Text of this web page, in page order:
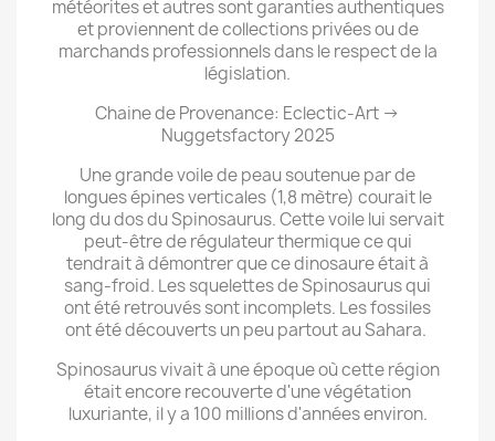
météorites et autres sont garanties authentiques
et proviennent de collections privées ou de
marchands professionnels dans le respect de la
législation.
Chaine de Provenance: Eclectic-Art →
Nuggetsfactory 2025
Une grande voile de peau soutenue par de
longues épines verticales (1,8 mètre) courait le
long du dos du Spinosaurus. Cette voile lui servait
peut-être de régulateur thermique ce qui
tendrait à démontrer que ce dinosaure était à
sang-froid. Les squelettes de Spinosaurus qui
ont été retrouvés sont incomplets. Les fossiles
ont été découverts un peu partout au Sahara.
Spinosaurus vivait à une époque où cette région
était encore recouverte d'une végétation
luxuriante, il y a 100 millions d'années environ.